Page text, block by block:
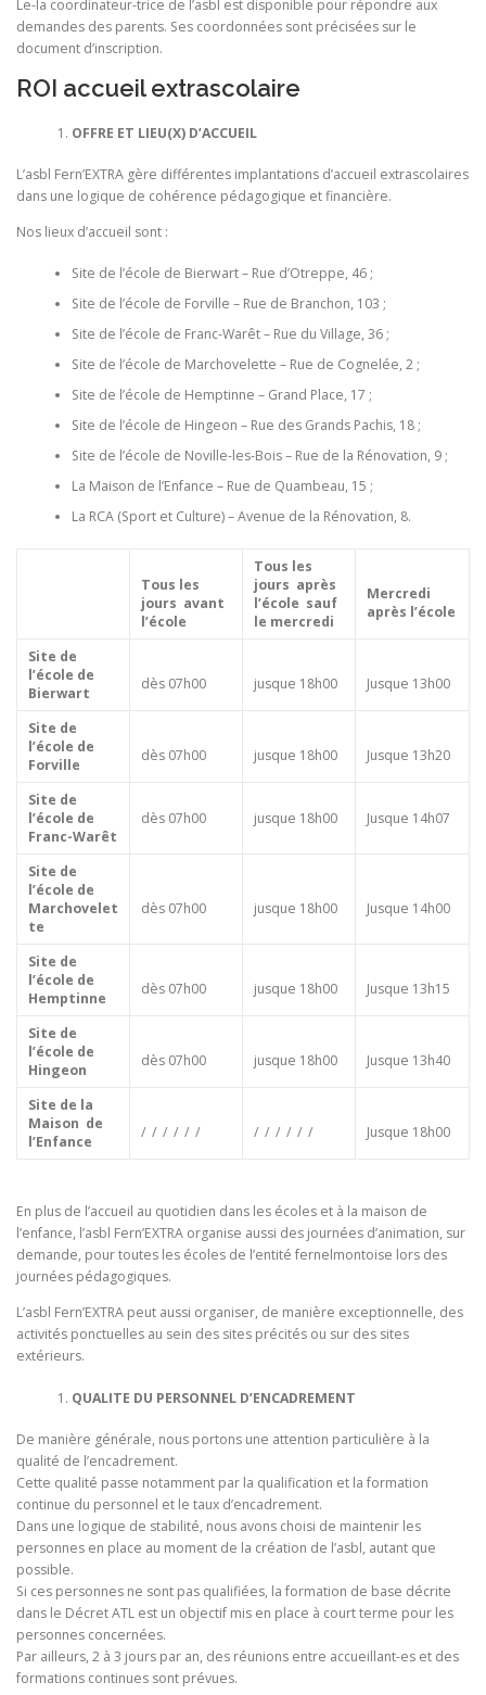
Le-la coordinateur-trice de l’asbl est disponible pour répondre aux
demandes des parents. Ses coordonnées sont précisées sur le
document d’inscription.
ROI accueil extrascolaire
OFFRE ET LIEU(X) D’ACCUEIL
L’asbl Fern’EXTRA gère différentes implantations d’accueil extrascolaires
dans une logique de cohérence pédagogique et financière.
Nos lieux d’accueil sont :
Site de l’école de Bierwart – Rue d’Otreppe, 46 ;
Site de l’école de Forville – Rue de Branchon, 103 ;
Site de l’école de Franc-Warêt – Rue du Village, 36 ;
Site de l’école de Marchovelette – Rue de Cognelée, 2 ;
Site de l’école de Hemptinne – Grand Place, 17 ;
Site de l’école de Hingeon – Rue des Grands Pachis, 18 ;
Site de l’école de Noville-les-Bois – Rue de la Rénovation, 9 ;
La Maison de l’Enfance – Rue de Quambeau, 15 ;
La RCA (Sport et Culture) – Avenue de la Rénovation, 8.
Tous les
jours avant
l’école
Tous les
jours après
l’école sauf
le mercredi
Mercredi
après l’école
Site de
l’école de
Bierwart
dès 07h00 jusque 18h00 Jusque 13h00
Site de
l’école de
Forville
dès 07h00 jusque 18h00 Jusque 13h20
Site de
l’école de
Franc-Warêt
dès 07h00 jusque 18h00 Jusque 14h07
Site de
l’école de
Marchovelet
te
dès 07h00 jusque 18h00 Jusque 14h00
Site de
l’école de
Hemptinne
dès 07h00 jusque 18h00 Jusque 13h15
Site de
l’école de
Hingeon
dès 07h00 jusque 18h00 Jusque 13h40
Site de la
Maison de
l’Enfance
/ / / / / / / / / / / / Jusque 18h00
En plus de l’accueil au quotidien dans les écoles et à la maison de
l’enfance, l’asbl Fern’EXTRA organise aussi des journées d’animation, sur
demande, pour toutes les écoles de l’entité fernelmontoise lors des
journées pédagogiques.
L’asbl Fern’EXTRA peut aussi organiser, de manière exceptionnelle, des
activités ponctuelles au sein des sites précités ou sur des sites
extérieurs.
QUALITE DU PERSONNEL D’ENCADREMENT
De manière générale, nous portons une attention particulière à la
qualité de l’encadrement.
Cette qualité passe notamment par la qualification et la formation
continue du personnel et le taux d’encadrement.
Dans une logique de stabilité, nous avons choisi de maintenir les
personnes en place au moment de la création de l’asbl, autant que
possible.
Si ces personnes ne sont pas qualifiées, la formation de base décrite
dans le Décret ATL est un objectif mis en place à court terme pour les
personnes concernées.
Par ailleurs, 2 à 3 jours par an, des réunions entre accueillant-es et des
formations continues sont prévues.